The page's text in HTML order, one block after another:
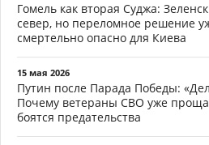
Гомель как вторая Суджа:
север, но переломное решение
смертельно опасно для Киева
15 мая 2026
Путин после Парада Победы:
Почему ветераны СВО уже
боятся предательства